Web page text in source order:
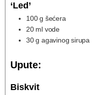
‘Led’
100 g šećera
20 ml vode
30 g agavinog sirupa
Upute:
Biskvit